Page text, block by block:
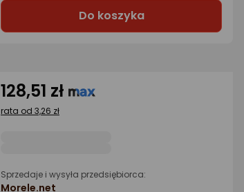
Do koszyka
128,51 zł
rata od 3,26 zł
Sprzedaje i wysyła przedsiębiorca:
Morele.net